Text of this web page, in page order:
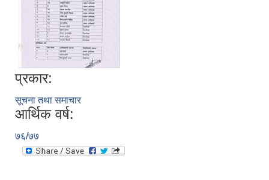
प्रकार:
सूचना तथा समाचार
आर्थिक वर्ष:
७६/७७